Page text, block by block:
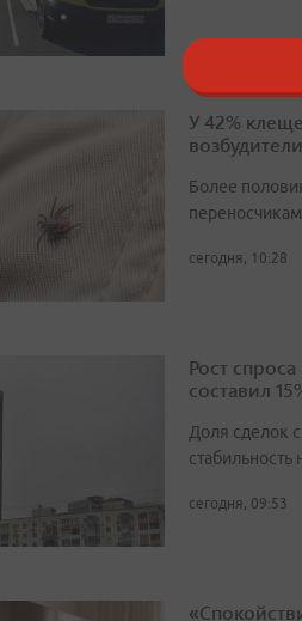
У 42%
Более
сегодня, 10:28
Рост
составил
Доля сделок
стабильность
сегодня, 09:53